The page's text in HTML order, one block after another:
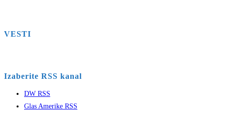
VESTI
Izaberite RSS kanal
DW RSS
Glas Amerike RSS